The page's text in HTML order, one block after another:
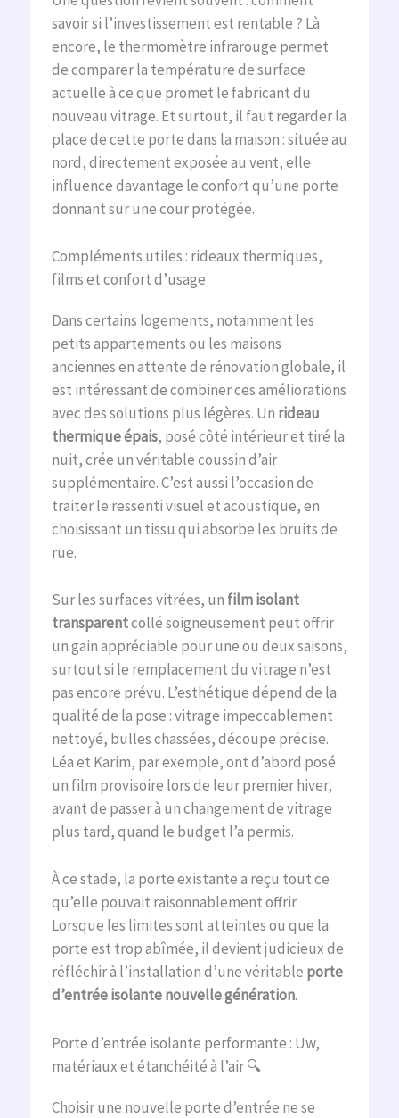
savoir si l’investissement est rentable ? Là
encore, le thermomètre infrarouge permet
de comparer la température de surface
actuelle à ce que promet le fabricant du
nouveau vitrage. Et surtout, il faut regarder la
place de cette porte dans la maison : située au
nord, directement exposée au vent, elle
influence davantage le confort qu’une porte
donnant sur une cour protégée.
Compléments utiles : rideaux thermiques,
films et confort d’usage
Dans certains logements, notamment les
petits appartements ou les maisons
anciennes en attente de rénovation globale, il
est intéressant de combiner ces améliorations
avec des solutions plus légères. Un rideau
thermique épais, posé côté intérieur et tiré la
nuit, crée un véritable coussin d’air
supplémentaire. C’est aussi l’occasion de
traiter le ressenti visuel et acoustique, en
choisissant un tissu qui absorbe les bruits de
rue.
Sur les surfaces vitrées, un film isolant
transparentcollé soigneusement peut offrir
un gain appréciable pour une ou deux saisons,
surtout si le remplacement du vitrage n’est
pas encore prévu. L’esthétique dépend de la
qualité de la pose : vitrage impeccablement
nettoyé, bulles chassées, découpe précise.
Léa et Karim, par exemple, ont d’abord posé
un film provisoire lors de leur premier hiver,
avant de passer à un changement de vitrage
plus tard, quand le budget l’a permis.
À ce stade, la porte existante a reçu tout ce
qu’elle pouvait raisonnablement offrir.
Lorsque les limites sont atteintes ou que la
porte est trop abîmée, il devient judicieux de
réfléchir à l’installation d’une véritable porte
d’entrée isolante nouvelle génération.
Porte d’entrée isolante performante : Uw,
matériaux et étanchéité à l’air 🔍
Choisir une nouvelle porte d’entrée ne se